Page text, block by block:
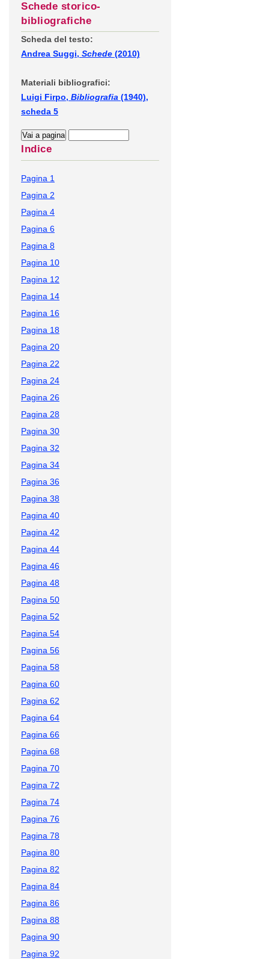
Schede storico-
bibliografiche
Scheda del testo:
Andrea Suggi, Schede (2010)
Materiali bibliografici:
Luigi Firpo, Bibliografia (1940),
scheda 5
Indice
Pagina 1
Pagina 2
Pagina 4
Pagina 6
Pagina 8
Pagina 10
Pagina 12
Pagina 14
Pagina 16
Pagina 18
Pagina 20
Pagina 22
Pagina 24
Pagina 26
Pagina 28
Pagina 30
Pagina 32
Pagina 34
Pagina 36
Pagina 38
Pagina 40
Pagina 42
Pagina 44
Pagina 46
Pagina 48
Pagina 50
Pagina 52
Pagina 54
Pagina 56
Pagina 58
Pagina 60
Pagina 62
Pagina 64
Pagina 66
Pagina 68
Pagina 70
Pagina 72
Pagina 74
Pagina 76
Pagina 78
Pagina 80
Pagina 82
Pagina 84
Pagina 86
Pagina 88
Pagina 90
Pagina 92